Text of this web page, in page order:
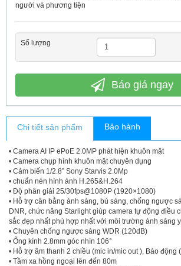
người và phương tiện
Số lượng
Báo giá ngay
Chi tiết sản phẩm Bảo hành
• Camera AI IP ePoE 2.0MP phát hiện khuôn mặt
• Camera chụp hình khuôn mặt chuyên dụng
• Cảm biến 1/2.8” Sony Starvis 2.0Mp
• chuẩn nén hình ảnh H.265&H.264
• Độ phân giải 25/30fps@1080P (1920×1080)
• Hỗ trợ cân bằng ánh sáng, bù sáng, chống ngược
DNR, chức năng Starlight giúp camera tự động điều
sắc đẹp nhất phù hợp nhất với môi trường ánh sáng
• Chuyên chống ngược sáng WDR (120dB)
• Ống kính 2.8mm góc nhìn 106°
• Hỗ trợ âm thanh 2 chiều (mic in/mic out ), Báo động
• Tầm xa hồng ngoại lên đến 80m